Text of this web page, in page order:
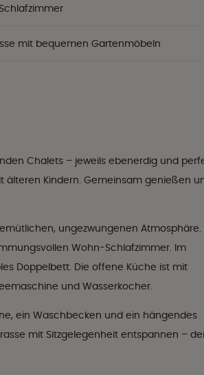
mit bequemen Gartenmöbeln
Chalets – jeweils ebenerdig und
älteren Kindern. Gemeinsam genießen
ungezwungenen Atmosphäre.
Wohn-Schlafzimmer. Im
Doppelbett. Die offene Küche ist mit
und Wasserkocher.
ein Waschbecken und ein hängendes
mit Sitzgelegenheit entspannen –